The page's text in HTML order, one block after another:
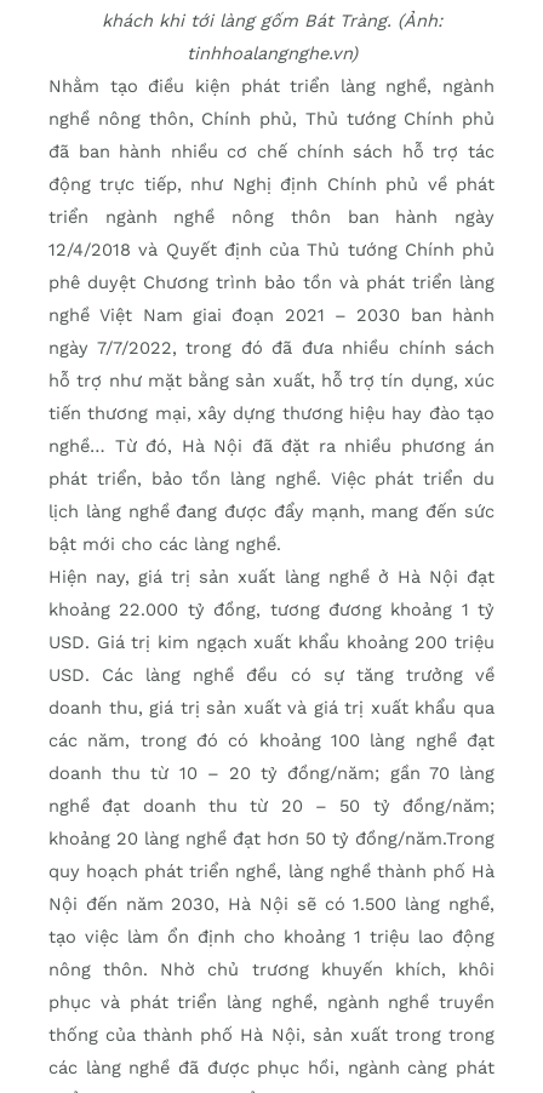
khách khi tới làng gốm Bát Tràng. (Ảnh:
tinhhoalangnghe.vn)
Nhằm tạo điều kiện phát triển làng nghề, ngành
nghề nông thôn, Chính phủ, Thủ tướng Chính phủ
đã ban hành nhiều cơ chế chính sách hỗ trợ tác
động trực tiếp, như Nghị định Chính phủ về phát
triển ngành nghề nông thôn ban hành ngày
12/4/2018 và Quyết định của Thủ tướng Chính phủ
phê duyệt Chương trình bảo tồn và phát triển làng
nghề Việt Nam giai đoạn 2021 – 2030 ban hành
ngày 7/7/2022, trong đó đã đưa nhiều chính sách
hỗ trợ như mặt bằng sản xuất, hỗ trợ tín dụng, xúc
tiến thương mại, xây dựng thương hiệu hay đào tạo
nghề… Từ đó, Hà Nội đã đặt ra nhiều phương án
phát triển, bảo tồn làng nghề. Việc phát triển du
lịch làng nghề đang được đẩy mạnh, mang đến sức
bật mới cho các làng nghề.
Hiện nay, giá trị sản xuất làng nghề ở Hà Nội đạt
khoảng 22.000 tỷ đồng, tương đương khoảng 1 tỷ
USD. Giá trị kim ngạch xuất khẩu khoảng 200 triệu
USD. Các làng nghề đều có sự tăng trưởng về
doanh thu, giá trị sản xuất và giá trị xuất khẩu qua
các năm, trong đó có khoảng 100 làng nghề đạt
doanh thu từ 10 – 20 tỷ đồng/năm; gần 70 làng
nghề đạt doanh thu từ 20 – 50 tỷ đồng/năm;
khoảng 20 làng nghề đạt hơn 50 tỷ đồng/năm.Trong
quy hoạch phát triển nghề, làng nghề thành phố Hà
Nội đến năm 2030, Hà Nội sẽ có 1.500 làng nghề,
tạo việc làm ổn định cho khoảng 1 triệu lao động
nông thôn. Nhờ chủ trương khuyến khích, khôi
phục và phát triển làng nghề, ngành nghề truyền
thống của thành phố Hà Nội, sản xuất trong trong
các làng nghề đã được phục hồi, ngành càng phát